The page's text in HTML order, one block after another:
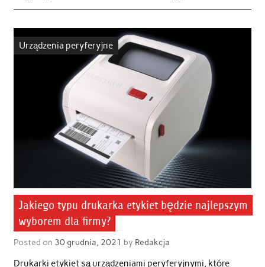
Urządzenia peryferyjne
Jakiego typu drukarka etykiet będzie najlepszym
wyborem dla firmy?
Posted on 30 grudnia, 2021 by Redakcja
Drukarki etykiet są urządzeniami peryferyjnymi, które